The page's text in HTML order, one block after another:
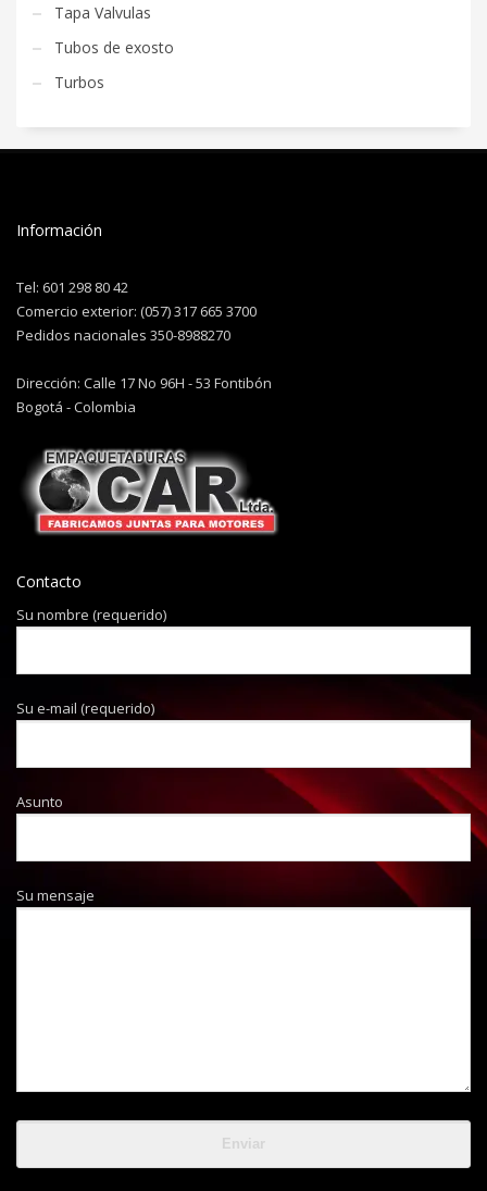
Tapa Valvulas
Tubos de exosto
Turbos
Información
Tel: 601 298 80 42
Comercio exterior: (057) 317 665 3700
Pedidos nacionales 350-8988270
Dirección: Calle 17 No 96H - 53 Fontibón
Bogotá - Colombia
Contacto
Su nombre (requerido)
Su e-mail (requerido)
Asunto
Su mensaje